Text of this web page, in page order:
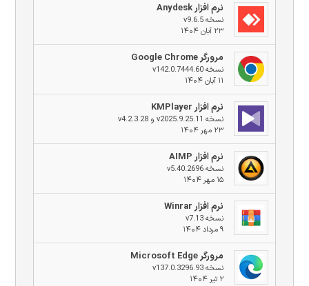
نرم افزار Anydesk
نسخه v9.6.5
۲۳ آبان ۱۴۰۴
مرورگر Google Chrome
نسخه v142.0.7444.60
۱۱ آبان ۱۴۰۴
نرم افزار KMPlayer
نسخه v2025.9.25.11 و v4.2.3.28
۲۳ مهر ۱۴۰۴
نرم افزار AIMP
نسخه v5.40.2696
۱۵ مهر ۱۴۰۴
نرم افزار Winrar
نسخه v7.13
۹ مرداد ۱۴۰۴
مرورگر Microsoft Edge
نسخه v137.0.3296.93
۲ تیر ۱۴۰۴